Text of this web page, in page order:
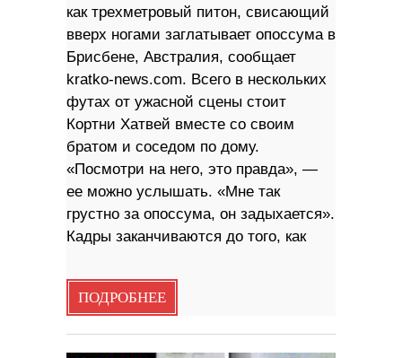
как трехметровый питон, свисающий
вверх ногами заглатывает опоссума в
Брисбене, Австралия, сообщает
kratko-news.com. Всего в нескольких
футах от ужасной сцены стоит
Кортни Хатвей вместе со своим
братом и соседом по дому.
«Посмотри на него, это правда», —
ее можно услышать. «Мне так
грустно за опоссума, он задыхается».
Кадры заканчиваются до того, как
ПОДРОБНЕЕ